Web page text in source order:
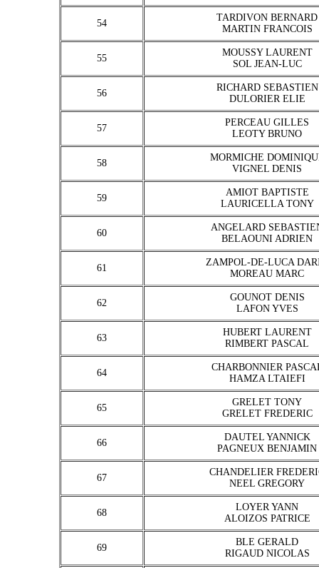
54
TARDIVON BERNARD
MARTIN FRANCOIS
55
MOUSSY LAURENT
SOL JEAN-LUC
56
RICHARD SEBASTIEN
DULORIER ELIE
57
PERCEAU GILLES
LEOTY BRUNO
58
MORMICHE
VIGNEL DENIS
59
AMIOT BAPTISTE
LAURICELLA TONY
60
ANGELARD
BELAOUNI ADRIEN
61
ZAMPOL-DE-LUCA
MOREAU MARC
62
GOUNOT DENIS
LAFON YVES
63
HUBERT LAURENT
RIMBERT PASCAL
64
CHARBONNIER
HAMZA LTAIEFI
65
GRELET TONY
GRELET FREDERIC
66
DAUTEL YANNICK
PAGNEUX BENJAMIN
67
CHANDELIER
NEEL GREGORY
68
LOYER YANN
ALOIZOS PATRICE
69
BLE GERALD
RIGAUD NICOLAS